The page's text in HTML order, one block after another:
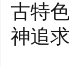
古特
神追求